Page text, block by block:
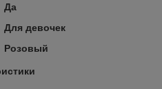
Да
Для девочек
Розовый